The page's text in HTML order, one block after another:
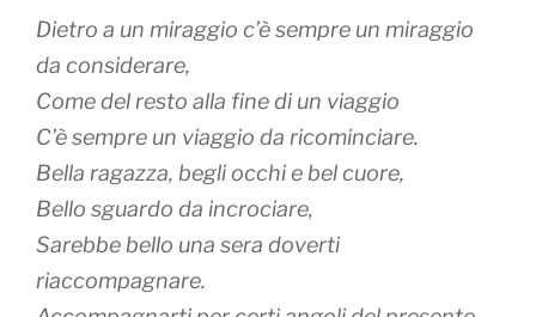
Dietro a un miraggio c’è sempre un miraggio
da considerare,
Come del resto alla fine di un viaggio
C’è sempre un viaggio da ricominciare.
Bella ragazza, begli occhi e bel cuore,
Bello sguardo da incrociare,
Sarebbe bello una sera doverti
riaccompagnare.